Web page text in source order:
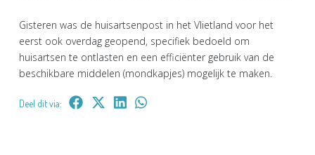
Gisteren was de huisartsenpost in het Vlietland voor het
eerst ook overdag geopend, specifiek bedoeld om
huisartsen te ontlasten en een efficiënter gebruik van de
beschikbare middelen (mondkapjes) mogelijk te maken.
Deel dit via: